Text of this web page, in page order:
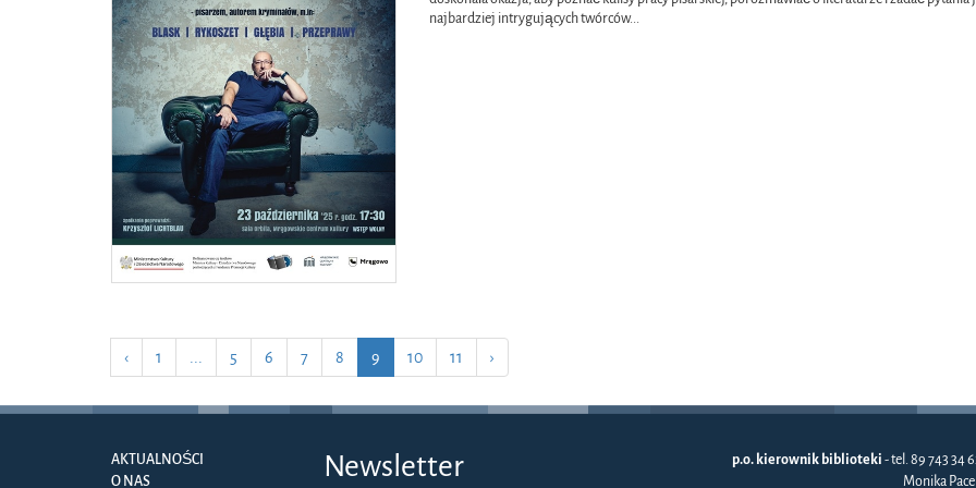
najbardziej intrygujących twórców...
‹ 1 5 6 7 8 9 10 11 ›
AKTUALNOŚCI
O NAS
Newsletter p.o. kierownik biblioteki - tel. 89 743 34
Monika